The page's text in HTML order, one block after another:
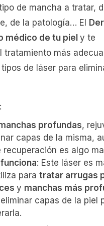
de mancha a tratar,
de la patología… El
médico de tu piel y te
tratamiento más
de láser para
:
profundas,
capas de la misma,
recuperación es algo
: Este láser es
para tratar arrugas
y manchas más
capas de la piel